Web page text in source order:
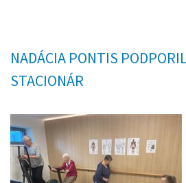
NADÁCIA PONTIS
STACIONÁR